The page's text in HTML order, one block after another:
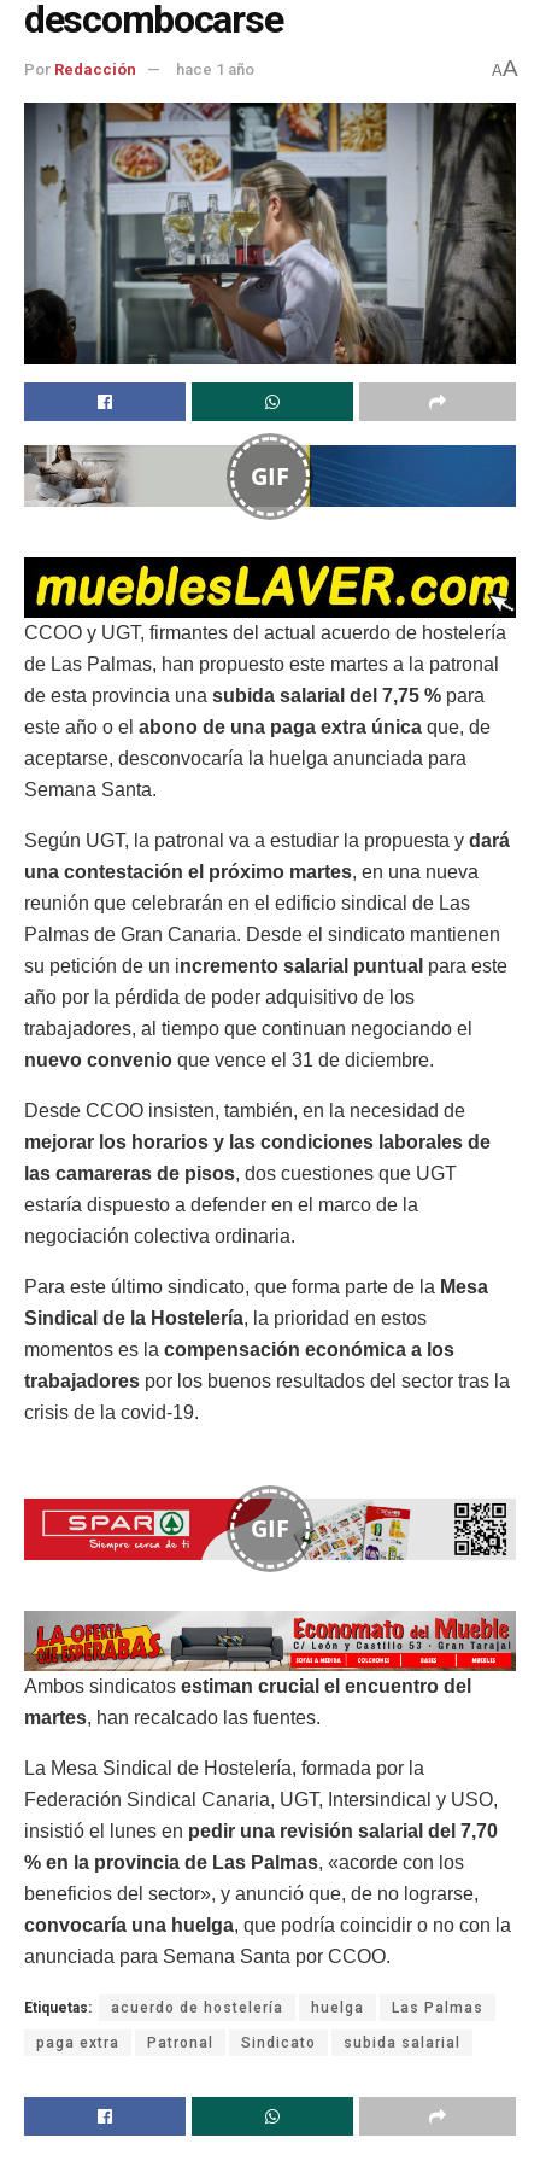
descombocarse
Por Redacción hace 1 año AA
GIF
CCOO y UGT, firmantes del actual acuerdo de hostelería
de Las Palmas, han propuesto este martes a la patronal
de esta provincia una subida salarial del 7,75 % para
este año o el abono de una paga extra única que, de
aceptarse, desconvocaría la huelga anunciada para
Semana Santa.
Según UGT, la patronal va a estudiar la propuesta y dará
una contestación el próximo martes, en una nueva
reunión que celebrarán en el edificio sindical de Las
Palmas de Gran Canaria. Desde el sindicato mantienen
su petición de un incremento salarial puntual para este
año por la pérdida de poder adquisitivo de los
trabajadores, al tiempo que continuan negociando el
nuevo convenio que vence el 31 de diciembre.
Desde CCOO insisten, también, en la necesidad de
mejorar los horarios y las condiciones laborales de
las camareras de pisos, dos cuestiones que UGT
estaría dispuesto a defender en el marco de la
negociación colectiva ordinaria.
Para este último sindicato, que forma parte de la Mesa
Sindical de la Hostelería, la prioridad en estos
momentos es la compensación económica a los
trabajadores por los buenos resultados del sector tras la
crisis de la covid-19.
GIF
Ambos sindicatos estiman crucial el encuentro del
martes, han recalcado las fuentes.
La Mesa Sindical de Hostelería, formada por la
Federación Sindical Canaria, UGT, Intersindical y USO,
insistió el lunes en pedir una revisión salarial del 7,70
% en la provincia de Las Palmas, «acorde con los
beneficios del sector», y anunció que, de no lograrse,
convocaría una huelga, que podría coincidir o no con la
anunciada para Semana Santa por CCOO.
Etiquetas: acuerdo de hostelería huelga Las Palmas
paga extra Patronal Sindicato subida salarial